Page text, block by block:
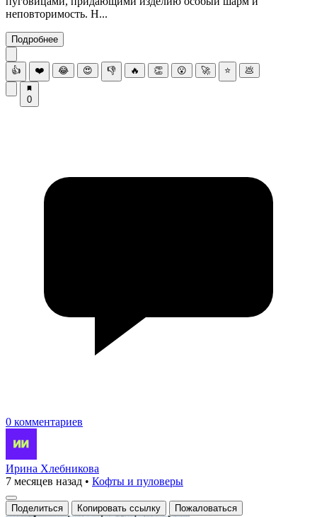
неповторимость. Н...
Подробнее
👍 ❤️ 😂 😍 👎 🔥 👏 😮 🚀 ⭐ 💩
0
0 комментариев
Ирина Хлебникова
7 месяцев назад • Кофты и пуловеры
Поделиться Копировать ссылку Пожаловаться